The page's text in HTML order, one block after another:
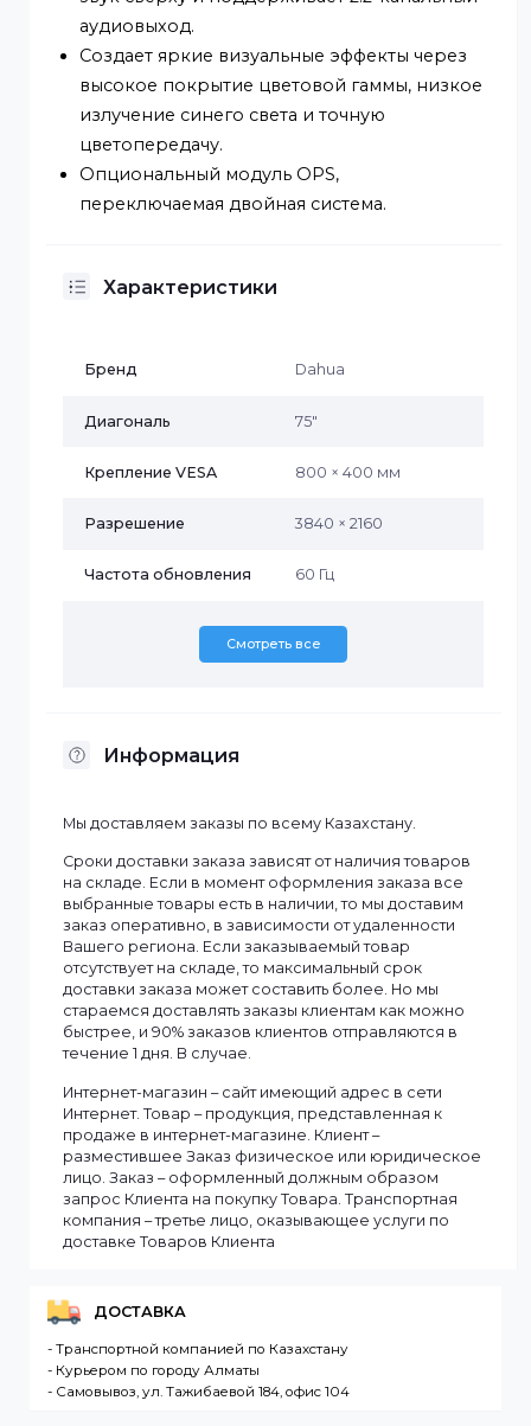
Поддерживает NFC.
Включает полнофункциональный порт
Type-C IN и поддерживает зарядку через
USB PD до 100 W.
С двумя встроенными средне-
высокочастотными динамиками и двумя
низкочастотными, устройство излучает
аудиовыход.
излучение синего света и точную
цветопередачу.
переключаемая двойная система.
Характеристики
Dahua
Разрешение 3840 × 2160
Частота обновления 60 Гц
Смотреть все
Информация
Мы доставляем заказы по всему Казахстану.
Сроки доставки заказа зависят от наличия товаров
на складе. Если в момент оформления заказа все
Вашего региона. Если заказываемый товар
отсутствует на складе, то максимальный срок
доставки заказа может составить более. Но мы
стараемся доставлять заказы клиентам как можно
быстрее, и 90% заказов клиентов отправляются в